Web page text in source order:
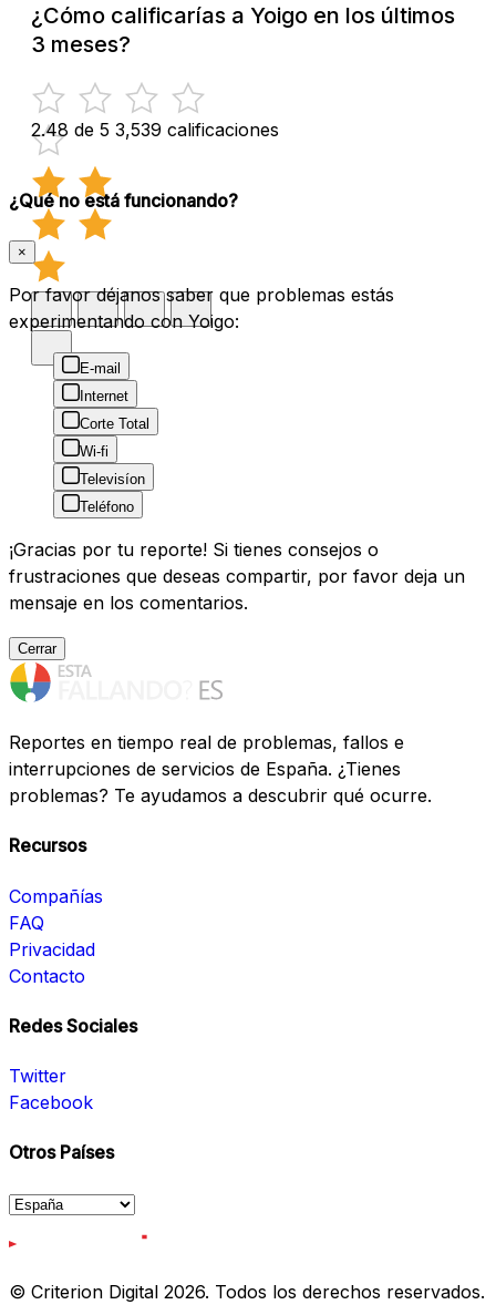
¿Cómo calificarías a Yoigo en los últimos
3 meses?
2.48 de 5 3,539 calificaciones
¿Qué no está funcionando?
×
Por favor déjanos saber que problemas estás
experimentando con Yoigo:
E-mail
Internet
Corte Total
Wi-fi
Televisíon
Teléfono
¡Gracias por tu reporte! Si tienes consejos o
frustraciones que deseas compartir, por favor deja un
mensaje en los comentarios.
Cerrar
Reportes en tiempo real de problemas, fallos e
interrupciones de servicios de España. ¿Tienes
problemas? Te ayudamos a descubrir qué ocurre.
Recursos
Compañías
FAQ
Privacidad
Contacto
Redes Sociales
Twitter
Facebook
Otros Países
© Criterion Digital 2026. Todos los derechos reservados.